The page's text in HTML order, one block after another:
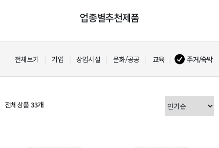
업종별추천제품
전체보기 기업 상업시설 문화/공공 교육 주거/숙박
전체상품 33개